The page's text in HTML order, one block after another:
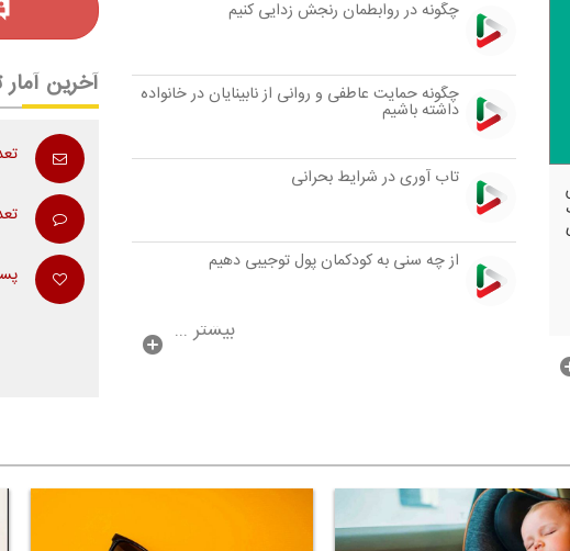
چگونه در روابطمان رنجش زدایی كنیم
چگونه حمایت عاطفی و روانی از نابینایان در خانواده
داشته باشیم
تاب آوری در شرایط بحرانی
از چه سنی به كودكمان پول توجیبی دهیم
بیشتر ...
آخرین آمار